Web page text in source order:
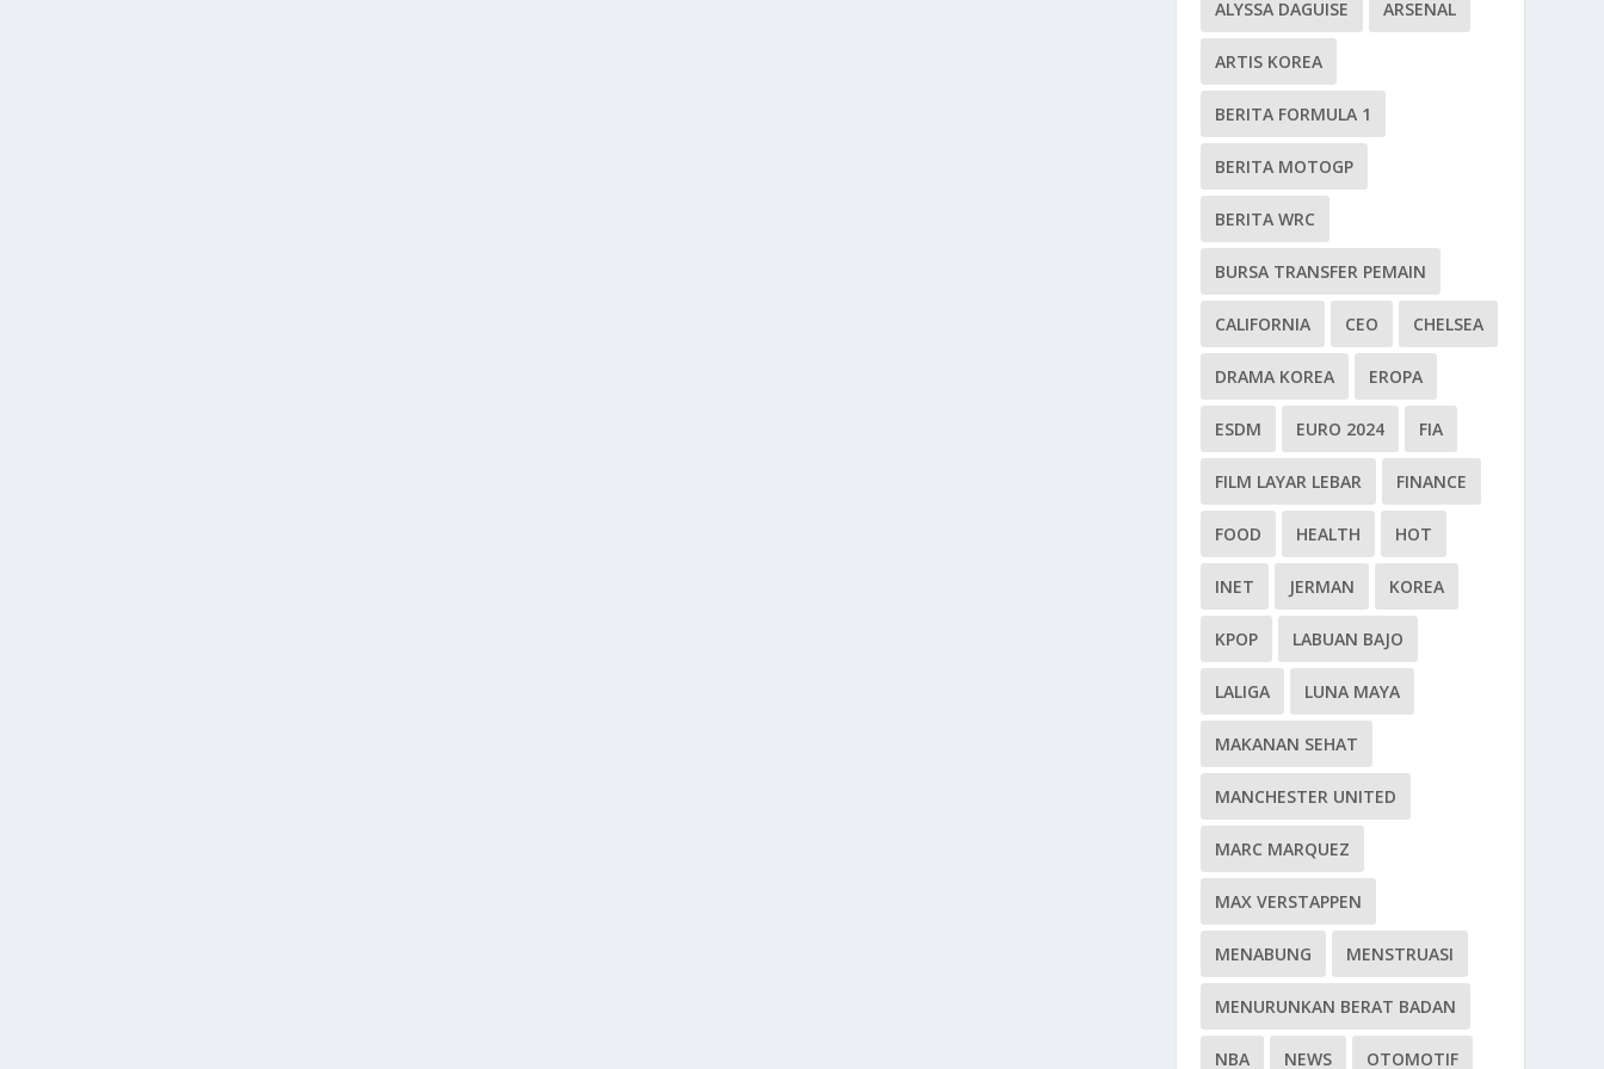
ALYSSA DAGUISE ARSENAL
ARTIS KOREA
BERITA FORMULA 1
BERITA MOTOGP
BERITA WRC
BURSA TRANSFER PEMAIN
CALIFORNIA CEO CHELSEA
DRAMA KOREA EROPA
ESDM EURO 2024 FIA
FILM LAYAR LEBAR FINANCE
FOOD HEALTH HOT
INET JERMAN KOREA
KPOP LABUAN BAJO
LALIGA LUNA MAYA
MAKANAN SEHAT
MANCHESTER UNITED
MARC MARQUEZ
MAX VERSTAPPEN
MENABUNG MENSTRUASI
MENURUNKAN BERAT BADAN
NBA NEWS OTOMOTIF